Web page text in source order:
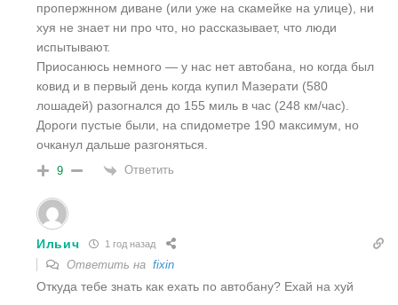
пропержнном диване (или уже на скамейке на улице), ни
хуя не знает ни про что, но рассказывает, что люди
испытывают.
Приосанюсь немного — у нас нет автобана, но когда был
ковид и в первый день когда купил Мазерати (580
лошадей) разогнался до 155 миль в час (248 км/час).
Дороги пустые были, на спидометре 190 максимум, но
очканул дальше разгоняться.
9 Ответить
Ильич 1 год назад
Ответить на fixin
Откуда тебе знать как ехать по автобану? Ехай на хуй